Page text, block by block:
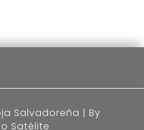
Salvadoreña | By
Satélite